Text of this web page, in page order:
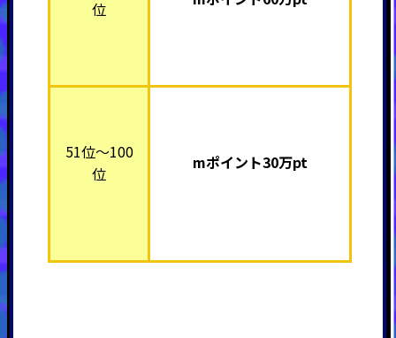
位
51位～100
位
mポイント30万pt